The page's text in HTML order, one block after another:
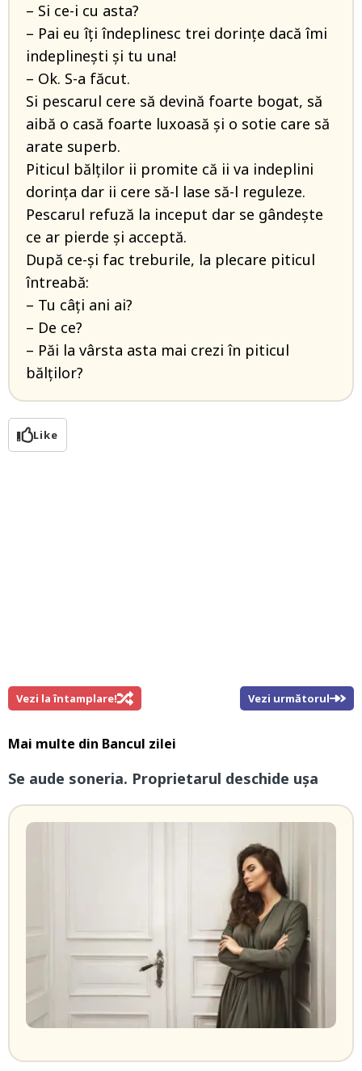
– Si ce-i cu asta?
– Pai eu îți îndeplinesc trei dorințe dacă îmi
indeplinești și tu una!
– Ok. S-a făcut.
Si pescarul cere să devină foarte bogat, să
aibă o casă foarte luxoasă și o sotie care să
arate superb.
Piticul bălților ii promite că ii va indeplini
dorința dar ii cere să-l lase să-l reguleze.
Pescarul refuză la inceput dar se gândește
ce ar pierde și acceptă.
După ce-și fac treburile, la plecare piticul
întreabă:
– Tu câți ani ai?
– De ce?
– Păi la vârsta asta mai crezi în piticul
bălților?
Like
Vezi la întamplare! Vezi următorul
Mai multe din Bancul zilei
Se aude soneria. Proprietarul deschide ușa